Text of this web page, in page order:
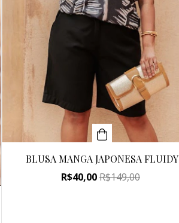
BLUSA MANGA JAPONESA FLUIDY
R$40,00R$149,00